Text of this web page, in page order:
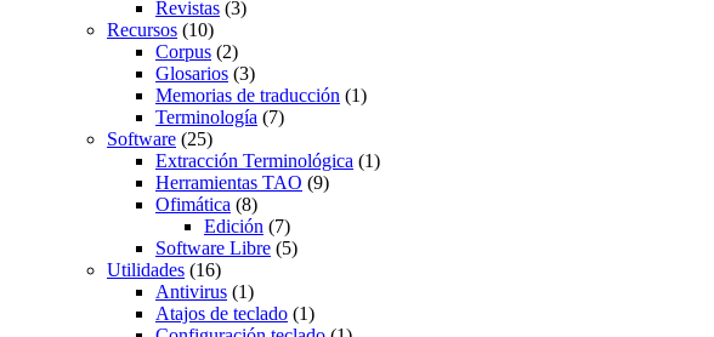
Revistas (3)
Recursos (10)
Corpus (2)
Glosarios (3)
Memorias de traducción (1)
Terminología (7)
Software (25)
Extracción Terminológica (1)
Herramientas TAO (9)
Ofimática (8)
Edición (7)
Software Libre (5)
Utilidades (16)
Antivirus (1)
Atajos de teclado (1)